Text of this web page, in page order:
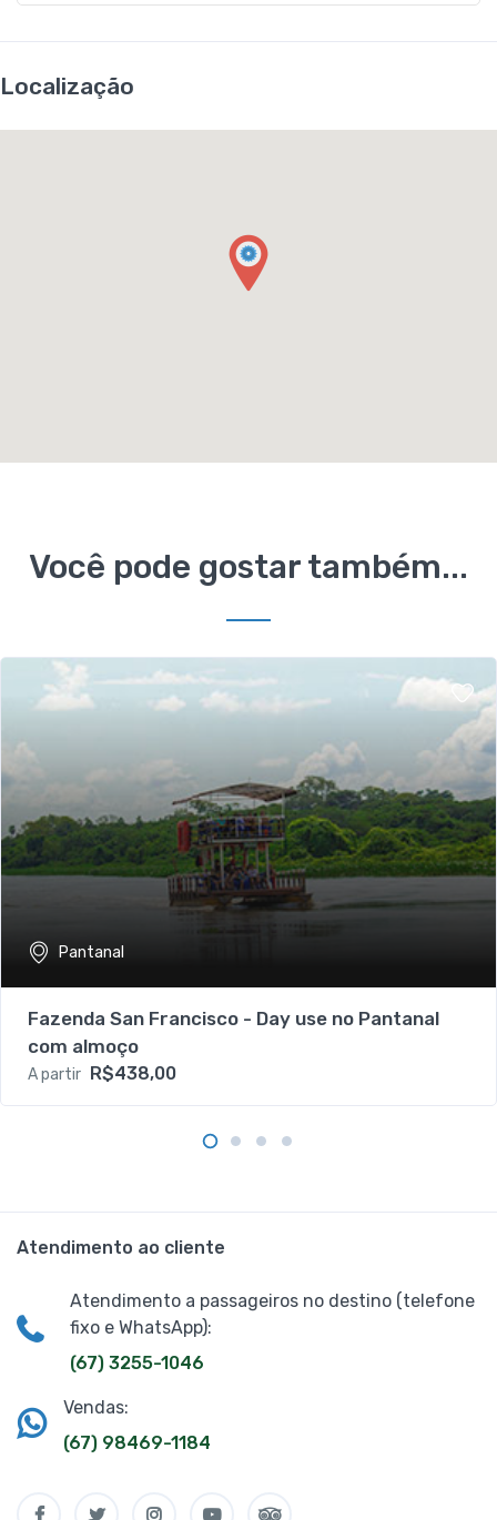
Localização
Você pode gostar também...
Pantanal
Fazenda San Francisco - Day use no Pantanal
com almoço
A partir R$438,00
Atendimento ao cliente
Atendimento a passageiros no destino (telefone
fixo e WhatsApp):
(67) 3255-1046
Vendas:
(67) 98469-1184